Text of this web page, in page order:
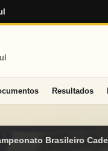
Resultados
os destaques